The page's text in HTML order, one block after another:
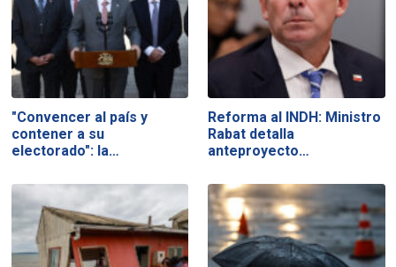
"Convencer al país y
contener a su
electorado": la…
Reforma al INDH: Ministro
Rabat detalla
anteproyecto…